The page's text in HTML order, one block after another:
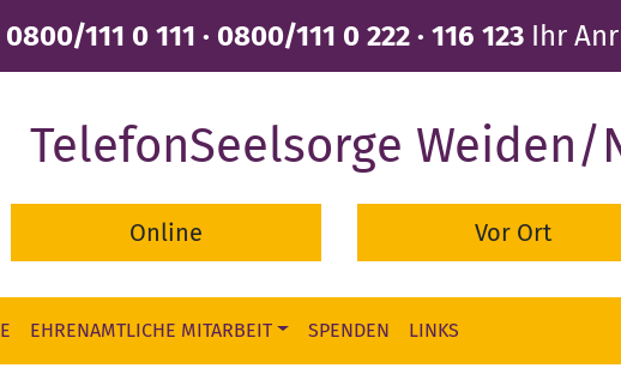
0800/111 0 111 · 0800/111 0 222 · 116 123Ihr
TelefonSeelsorge
Online Vor Ort
EHRENAMTLICHE MITARBEIT SPENDEN LINKS